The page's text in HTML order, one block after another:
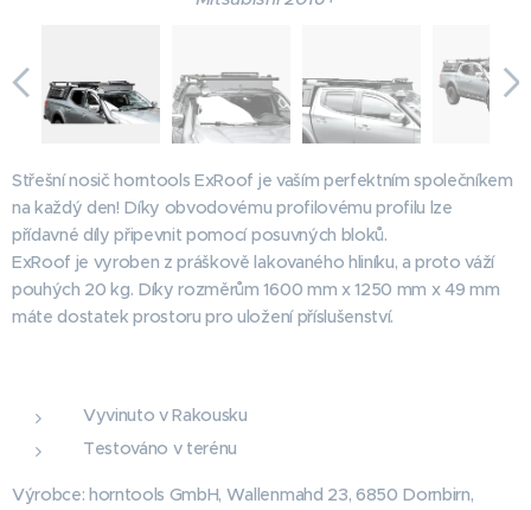
Střešní nosič horntools ExRoof je vaším perfektním společníkem
na každý den! Díky obvodovému profilovému profilu lze
přídavné díly připevnit pomocí posuvných bloků.
ExRoof je vyroben z práškově lakovaného hliníku, a proto váží
pouhých 20 kg. Díky rozměrům 1600 mm x 1250 mm x 49 mm
máte dostatek prostoru pro uložení příslušenství.
Vyvinuto v Rakousku
Testováno v terénu
Výrobce: horntools GmbH, Wallenmahd 23, 6850 Dornbirn,